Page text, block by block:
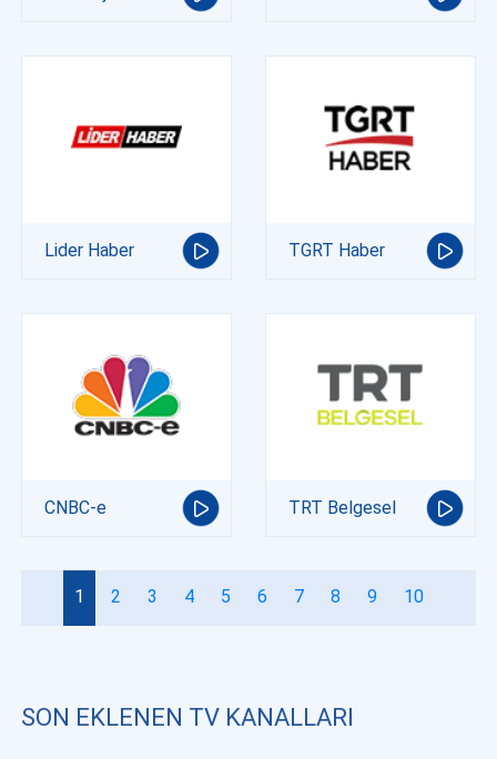
Lider Haber TGRT Haber
CNBC-e TRT Belgesel
1 2 3 4 5 6 7 8 9 10
SON EKLENEN TV KANALLARI